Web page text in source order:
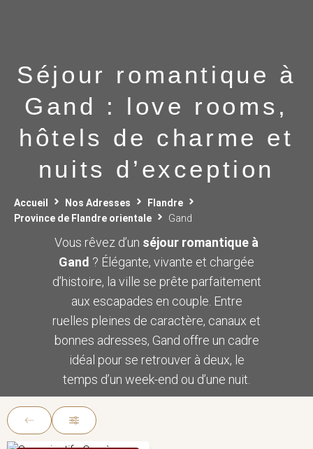
Séjour romantique à
Gand : love rooms,
hôtels de charme et
nuits d’exception
Accueil Nos Adresses
Flandre
Province de Flandre orientale
Gand
Vous rêvez d’un séjour romantique à
Gand ? Élégante, vivante et chargée
d’histoire, la ville se prête parfaitement
aux escapades en couple. Entre
ruelles pleines de caractère, canaux et
bonnes adresses, Gand offre un cadre
idéal pour se retrouver à deux, le
temps d’un week-end ou d’une nuit.